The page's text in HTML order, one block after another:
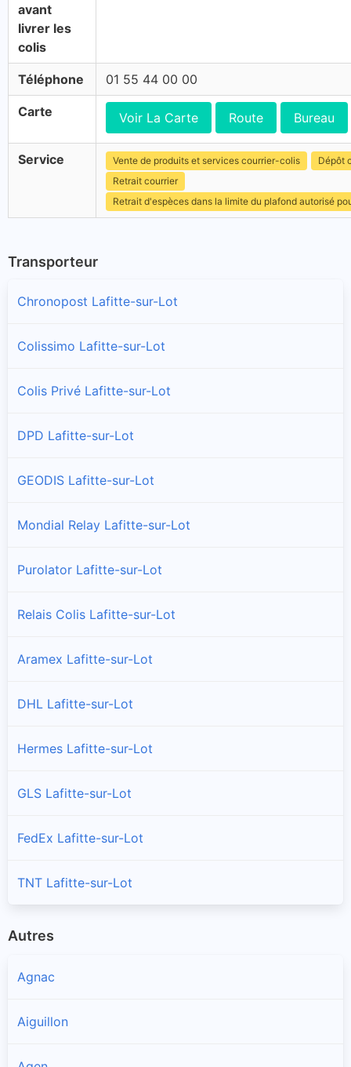
avant
livrer les
colis
Téléphone 01 55 44 00 00
Carte Voir La Carte Route Bureau
Service Vente de produits et services courrier-colis
Dépôt
Retrait courrier
Retrait d'espèces dans la limite du plafond autorisé
Transporteur
Chronopost Lafitte-sur-Lot
Colissimo Lafitte-sur-Lot
Colis Privé Lafitte-sur-Lot
DPD Lafitte-sur-Lot
GEODIS Lafitte-sur-Lot
Mondial Relay Lafitte-sur-Lot
Purolator Lafitte-sur-Lot
Relais Colis Lafitte-sur-Lot
Aramex Lafitte-sur-Lot
DHL Lafitte-sur-Lot
Hermes Lafitte-sur-Lot
GLS Lafitte-sur-Lot
FedEx Lafitte-sur-Lot
TNT Lafitte-sur-Lot
Autres
Agnac
Aiguillon